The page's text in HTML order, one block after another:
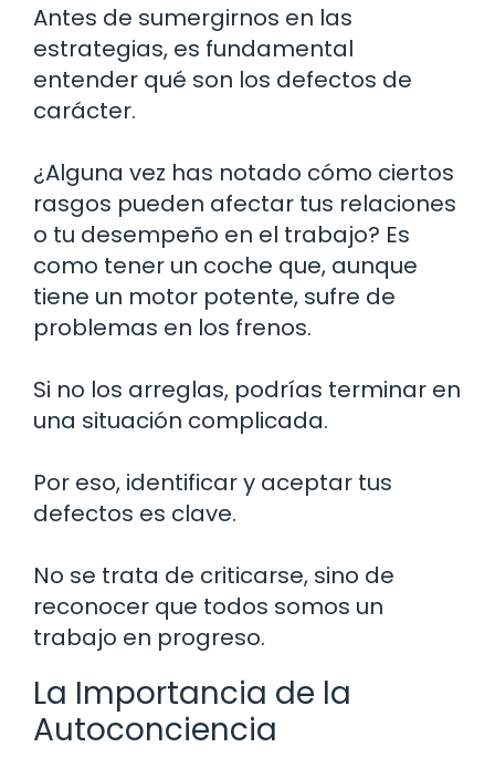
Antes de sumergirnos en las
estrategias, es fundamental
entender qué son los defectos de
carácter.
¿Alguna vez has notado cómo ciertos
rasgos pueden afectar tus relaciones
o tu desempeño en el trabajo? Es
como tener un coche que, aunque
tiene un motor potente, sufre de
problemas en los frenos.
Si no los arreglas, podrías terminar en
una situación complicada.
Por eso, identificar y aceptar tus
defectos es clave.
No se trata de criticarse, sino de
reconocer que todos somos un
trabajo en progreso.
La Importancia de la
Autoconciencia